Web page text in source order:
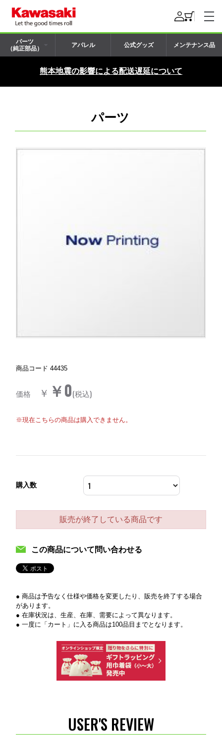
パーツ
（純正部品）
アパレル 公式グッズ メンテナンス品
熊本地震の影響による配送遅延について
パーツ
商品コード 44435
価格 ￥ ￥0(税込)
※現在こちらの商品は購入できません。
購入数
販売が終了している商品です
この商品について問い合わせる
● 商品は予告なく仕様や価格を変更したり、販売を終了する場合
があります。
● 在庫状況は、生産、在庫、需要によって異なります。
● 一度に「カート」に入る商品は100品目までとなります。
USER'S REVIEW